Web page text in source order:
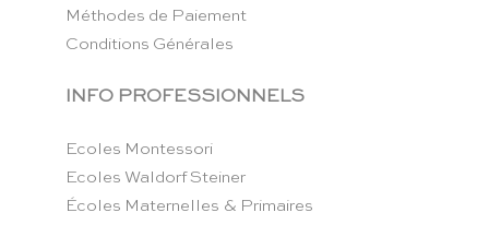
Méthodes de Paiement
Conditions Générales
INFO PROFESSIONNELS
Ecoles Montessori
Ecoles Waldorf Steiner
Écoles Maternelles & Primaires